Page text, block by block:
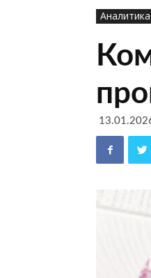
Аналитика